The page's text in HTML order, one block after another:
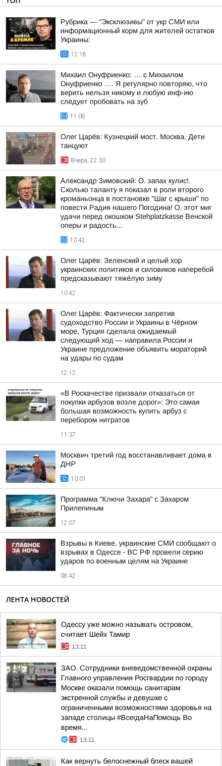
Рубрика — "Эксклюзивы" от укр СМИ или
информационный корм для жителей остатков
Украины:
12:18
Михаил Онуфриенко: … с Михаилом
Онуфриенко …. Я регулярно повторяю, что
верить нельзя никому и любую инф-ию
следует пробовать на зуб
11:08
Олег Царёв: Кузнецкий мост. Москва. Дети
танцуют
Вчера, 22:30
Александр Зимовский: О. запах кулис!.
Сколько таланту я показал в роли второго
кроманьонца в постановке "Шаг с крыши" по
повести Радия нашего Погодина! О, этот миг
удачи перед окошком Stehplatzkasse Венской
оперы и радость...
10:42
Олег Царёв: Зеленский и целый хор
украинских политиков и силовиков наперебой
предсказывают тяжёлую зиму
10:42
Олег Царёв: Фактически запретив
судоходство России и Украины в Чёрном
море, Турция сделала ожидаемый
следующий ход — направила России и
Украине предложение объявить мораторий
на удары по судам
12:12
«В Роскачестве призвали отказаться от
покупки арбузов возле дорог»: Это самая
большая возможность купить арбуз с
перебором нитратов
11:37
Москвич третий год восстанавливает дома в
ДНР
10:01
Программа "Ключи Захара" с Захаром
Прилепиным
12:07
Взрывы в Киеве, украинские СМИ сообщают о
взрывах в Одессе - ВС РФ провели серию
ударов по военным целям на Украине
08:42
ЛЕНТА НОВОСТЕЙ
Одессу уже можно называть островом,
считает Шейх Тамир
13:11
ЗАО. Сотрудники вневедомственной охраны
Главного управления Росгвардии по городу
Москве оказали помощь санитарам
экстренной службы и девушке с
ограниченными возможностями здоровья на
западе столицы #ВсегдаНаПомощь Во
время...
13:11
Как вернуть белоснежный блеск вашей